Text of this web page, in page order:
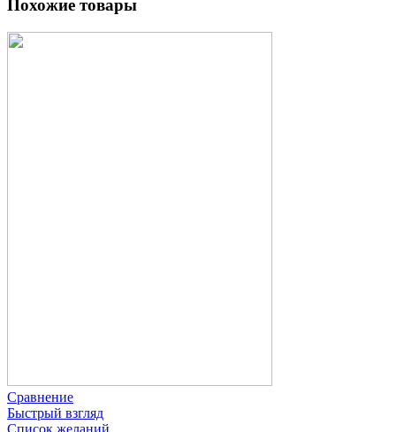
Похожие товары
Сравнение
Быстрый взгляд
Список желаний